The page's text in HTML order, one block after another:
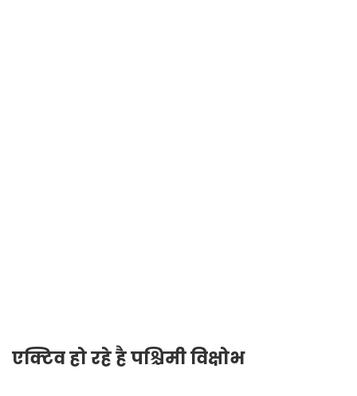
एक्टिव हो रहे है पश्चिमी विक्षोभ